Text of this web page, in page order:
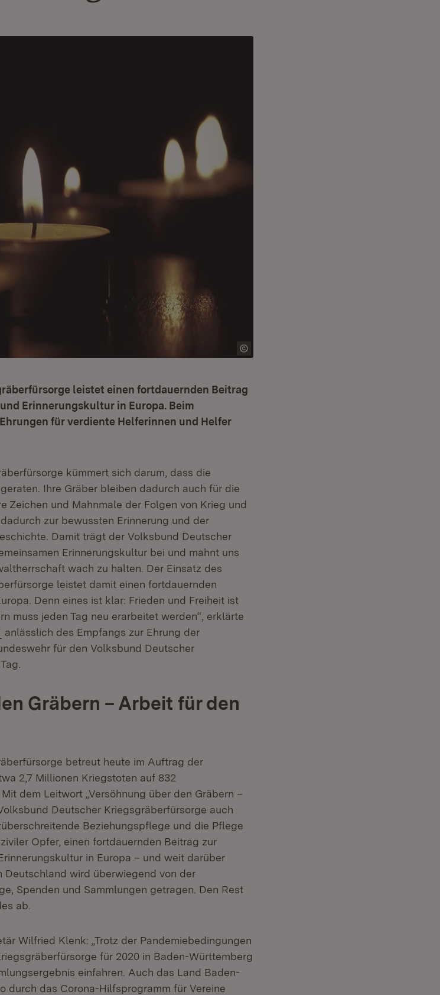
leistet einen fortdauernden Beitrag
Erinnerungskultur in Europa. Beim
für verdiente Helferinnen und Helfer
kümmert sich darum, dass die
Ihre Gräber bleiben dadurch auch für die
Zeichen und Mahnmale der Folgen von Krieg und
zur bewussten Erinnerung und der
Damit trägt der Volksbund Deutscher
Erinnerungskultur bei und mahnt uns
wach zu halten. Der Einsatz des
leistet damit einen fortdauernden
Denn eines ist klar: Frieden und Freiheit ist
muss jeden Tag neu erarbeitet werden“, erklärte
anlässlich des Empfangs zur Ehrung der
für den Volksbund Deutscher
Gräbern – Arbeit für den
betreut heute im Auftrag der
2,7 Millionen Kriegstoten auf 832
dem Leitwort „Versöhnung über den Gräbern –
Deutscher Kriegsgräberfürsorge auch
Beziehungspflege und die Pflege
Opfer, einen fortdauernden Beitrag zur
in Europa – und weit darüber
Deutschland wird überwiegend von der
Spenden und Sammlungen getragen. Den Rest
ab.
Wilfried Klenk: „Trotz der Pandemiebedingungen
für 2020 in Baden-Württemberg
einfahren. Auch das Land Baden-
durch das Corona-Hilfsprogramm für Vereine